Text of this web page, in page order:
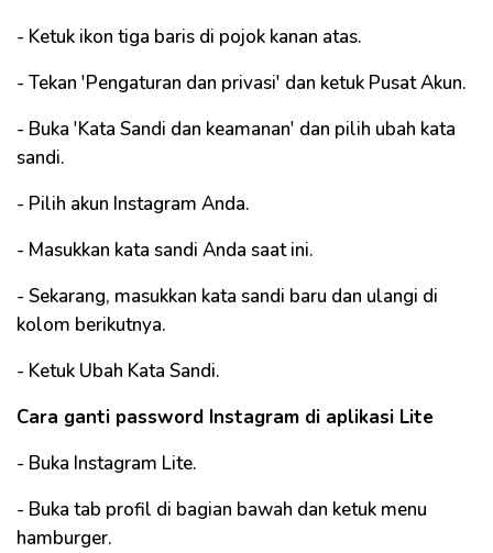
- Ketuk ikon tiga baris di pojok kanan atas.
- Tekan 'Pengaturan dan privasi' dan ketuk Pusat Akun.
- Buka 'Kata Sandi dan keamanan' dan pilih ubah kata
sandi.
- Pilih akun Instagram Anda.
- Masukkan kata sandi Anda saat ini.
- Sekarang, masukkan kata sandi baru dan ulangi di
kolom berikutnya.
- Ketuk Ubah Kata Sandi.
Cara ganti password Instagram di aplikasi Lite
- Buka Instagram Lite.
- Buka tab profil di bagian bawah dan ketuk menu
hamburger.